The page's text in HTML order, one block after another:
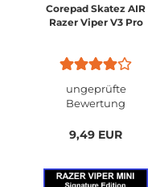
Corepad Skatez AIR
Razer Viper V3 Pro
ungeprüfte
Bewertung
9,49 EUR